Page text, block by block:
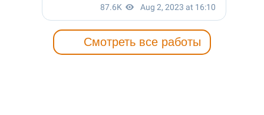
Смотреть все работы